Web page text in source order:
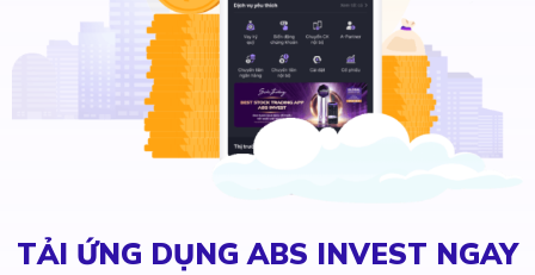
TẢI ỨNG DỤNG ABS INVEST NGAY